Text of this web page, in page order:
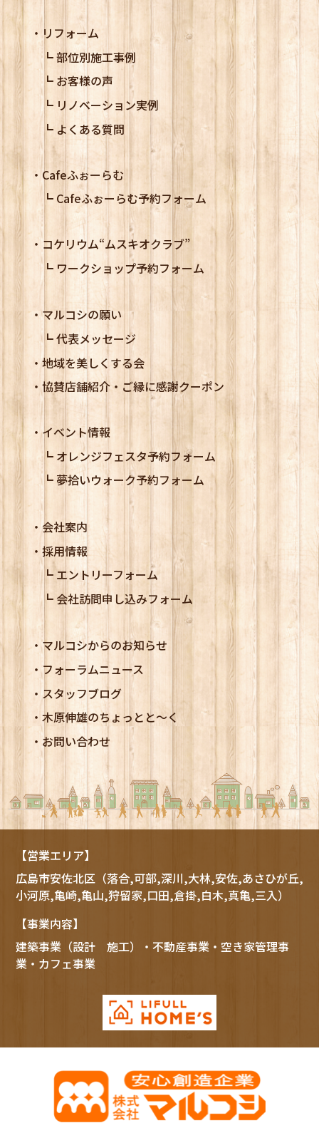
リフォーム
部位別施工事例
お客様の声
リノベーション実例
よくある質問
Cafeふぉーらむ
Cafeふぉーらむ予約フォーム
コケリウム“ムスキオクラブ”
ワークショップ予約フォーム
マルコシの願い
代表メッセージ
地域を美しくする会
協賛店舗紹介・ご縁に感謝クーポン
イベント情報
オレンジフェスタ予約フォーム
夢拾いウォーク予約フォーム
会社案内
採用情報
エントリーフォーム
会社訪問申し込みフォーム
マルコシからのお知らせ
フォーラムニュース
スタッフブログ
木原伸雄のちょっとと～く
お問い合わせ
【営業エリア】
広島市安佐北区（落合,可部,深川,大林,安佐,あさひが丘,
小河原,亀崎,亀山,狩留家,口田,倉掛,白木,真亀,三入）
【事業内容】
建築事業（設計 施工）・不動産事業・空き家管理事
業・カフェ事業